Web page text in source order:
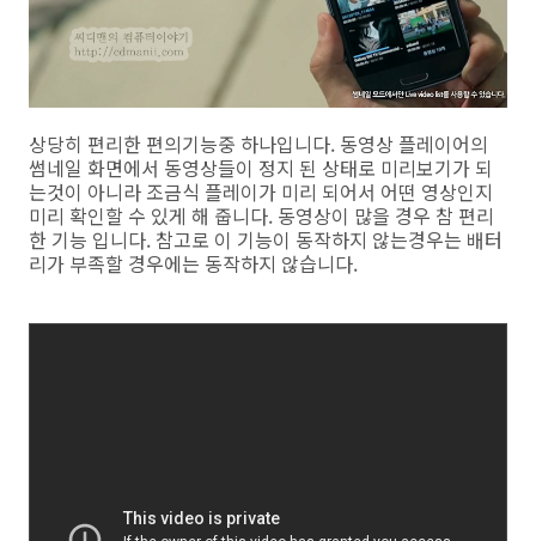
상당히 편리한 편의기능중 하나입니다. 동영상 플레이어의
썸네일 화면에서 동영상들이 정지 된 상태로 미리보기가 되
는것이 아니라 조금식 플레이가 미리 되어서 어떤 영상인지
미리 확인할 수 있게 해 줍니다. 동영상이 많을 경우 참 편리
한 기능 입니다. 참고로 이 기능이 동작하지 않는경우는 배터
리가 부족할 경우에는 동작하지 않습니다.